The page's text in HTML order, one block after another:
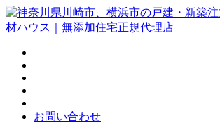
お問い合わせ